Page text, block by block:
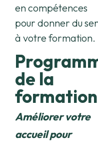
en compétences
pour donner du
à votre formation.
de la
formation
Améliorer votre
accueil pour